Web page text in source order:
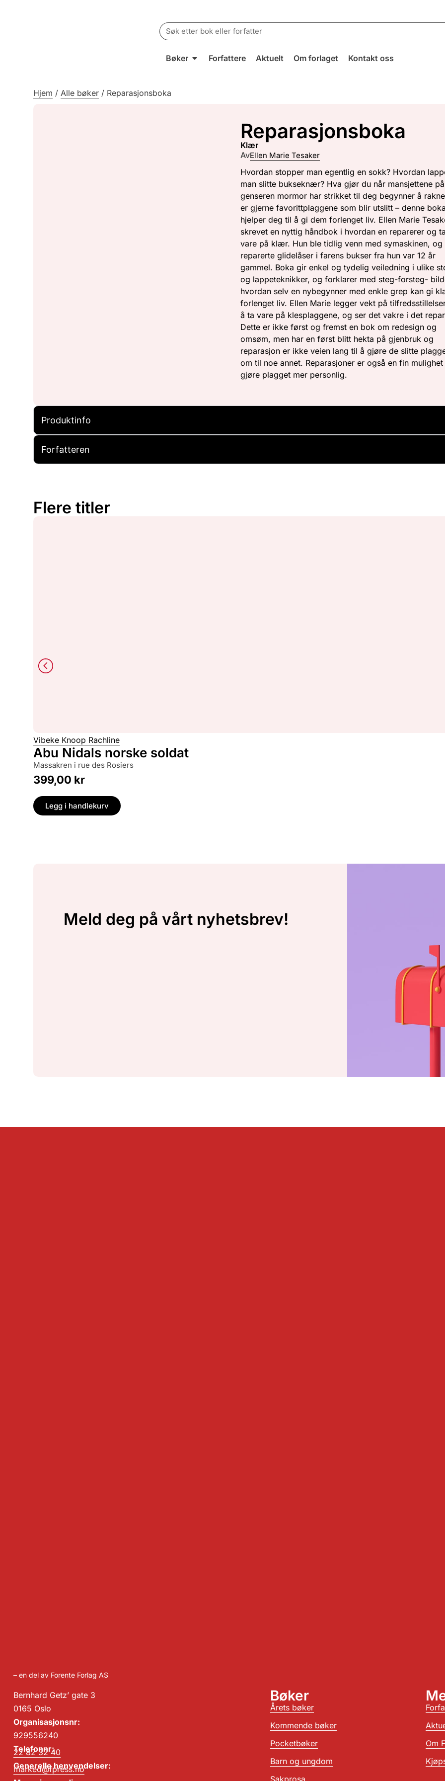
Search
for:
Bøker Forfattere Aktuelt Om forlaget Kontakt oss
Hjem /Alle bøker / Reparasjonsboka
Reparasjonsboka
klær
AvEllen Marie Tesaker
Hvordan stopper man egentlig en sokk? Hvordan
man slitte bukseknær? Hva gjør du når mansjettene på
genseren mormor har strikket til deg begynner å
er gjerne favorittplaggene som blir utslitt – denne boka
hjelper deg til å gi dem forlenget liv. Ellen Marie
skrevet en nyttig håndbok i hvordan en reparerer og
vare på klær. Hun ble tidlig venn med symaskinen, og
reparerte glidelåser i farens bukser fra hun var 12 år
gammel. Boka gir enkel og tydelig veiledning i ulike
og lappeteknikker, og forklarer med steg-forsteg-
hvordan selv en nybegynner med enkle grep kan gi
forlenget liv. Ellen Marie legger vekt på
å ta vare på klesplaggene, og ser det vakre i det
Dette er ikke først og fremst en bok om redesign og
omsøm, men har en først blitt hekta på gjenbruk og
reparasjon er ikke veien lang til å gjøre de slitte
om til noe annet. Reparasjoner er også en fin mulighet
gjøre plagget mer personlig.
Produktinfo
Forfatteren
Flere titler
Vibeke Knoop Rachline
Abu Nidals norske soldat
massakren i rue des Rosiers
399,00 kr
Legg i handlekurv
Meld deg på vårt nyhetsbrev!
– en del av Forente Forlag AS
Bernhard Getz’ gate 3
0165 Oslo
Organisasjonsnr:
929556240
Telefonnr:
22 82 32 40
Generelle henvendelser:
marked@fpress.no
Bøker
Årets bøker
Kommende bøker
Pocketbøker
Barn og ungdom
Sakprosa
Om